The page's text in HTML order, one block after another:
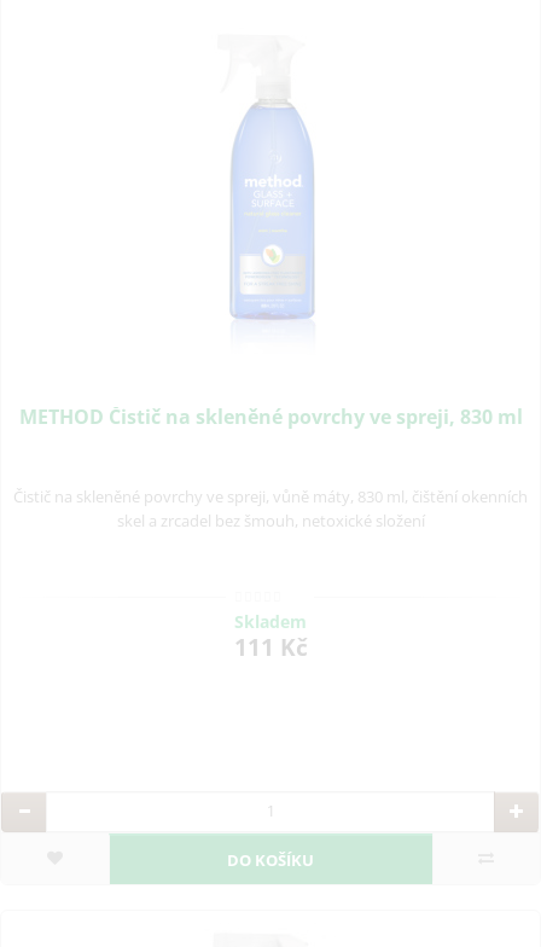
METHOD Čistič na skleněné povrchy ve spreji, 830 ml
Čistič na skleněné povrchy ve spreji, vůně máty, 830 ml, čištění okenních
skel a zrcadel bez šmouh, netoxické složení
Skladem
111 Kč
DO KOŠÍKU